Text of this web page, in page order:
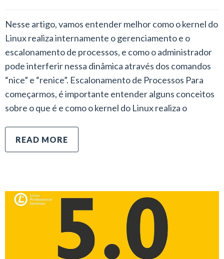
Nesse artigo, vamos entender melhor como o kernel do
Linux realiza internamente o gerenciamento e o
escalonamento de processos, e como o administrador
pode interferir nessa dinâmica através dos comandos
“nice” e “renice”. Escalonamento de Processos Para
começarmos, é importante entender alguns conceitos
sobre o que é e como o kernel do Linux realiza o
READ MORE